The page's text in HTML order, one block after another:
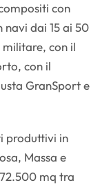
con
dai 15 ai 50
con il
con il
GranSport e
produttivi in
Massa e
mq tra